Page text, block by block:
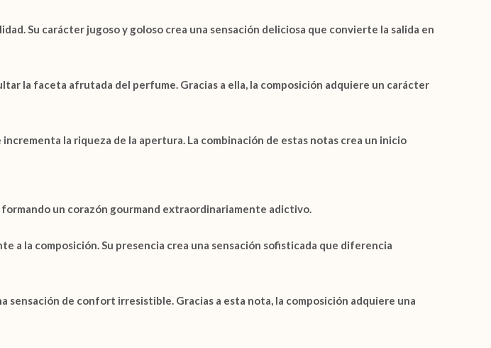
Su carácter jugoso y goloso crea una sensación deliciosa que convierte la salida en
la faceta afrutada del perfume. Gracias a ella, la composición adquiere un carácter
la riqueza de la apertura. La combinación de estas notas crea un inicio
, formando un corazón gourmand extraordinariamente adictivo.
a la composición. Su presencia crea una sensación sofisticada que diferencia
de confort irresistible. Gracias a esta nota, la composición adquiere una